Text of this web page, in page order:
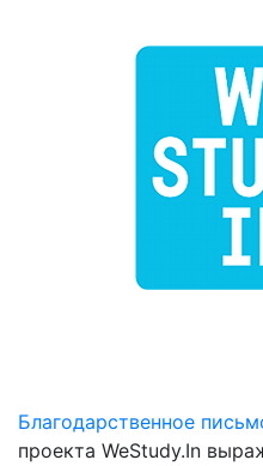
Благодарственное
проекта WeStudy.In